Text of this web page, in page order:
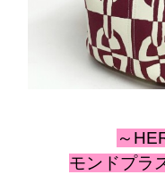
～
モンドプラ